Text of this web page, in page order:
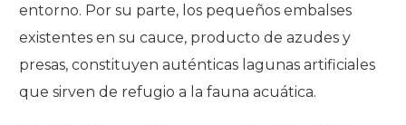
entorno. Por su parte, los pequeños embalses
existentes en su cauce, producto de azudes y
presas, constituyen auténticas lagunas artificiales
que sirven de refugio a la fauna acuática.